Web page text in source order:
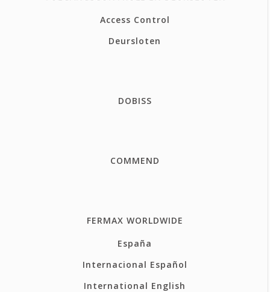
Access Control
Deursloten
DOBISS
COMMEND
FERMAX WORLDWIDE
España
Internacional Español
International English